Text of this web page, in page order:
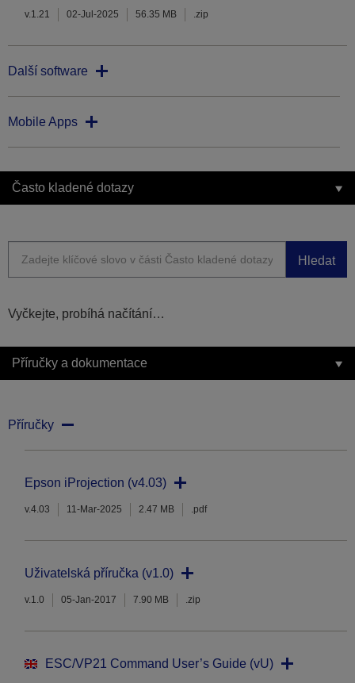
v.1.21 02-Jul-2025 56.35 MB .zip
Další software
Mobile Apps
Často kladené dotazy
Hledat
Vyčkejte, probíhá načítání…
Příručky a dokumentace
Příručky
Epson iProjection (v4.03)
v.4.03 11-Mar-2025 2.47 MB .pdf
Uživatelská příručka (v1.0)
v.1.0 05-Jan-2017 7.90 MB .zip
ESC/VP21 Command User’s Guide (vU)